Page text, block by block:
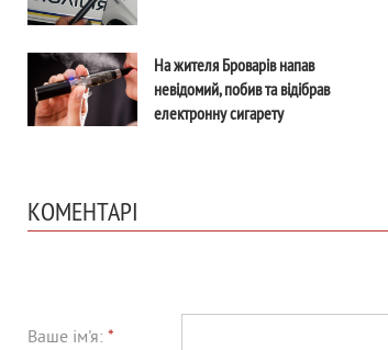
На жителя Броварів напав
невідомий, побив та відібрав
електронну сигарету
КОМЕНТАРІ
Ваше ім'я: *